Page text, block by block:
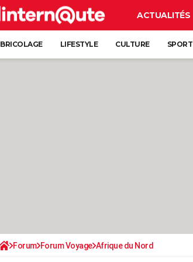
ACTUALITÉS
BRICOLAGE LIFESTYLE CULTURE SPORT
Forum Forum Voyage Afrique du Nord